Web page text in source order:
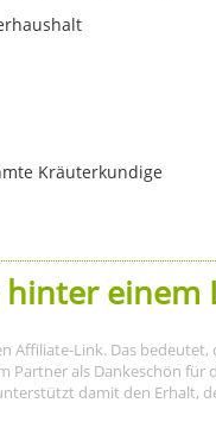
Kräuterkundige
einem
Affiliate-Link. Das
als Dankeschön
damit den Erhalt,